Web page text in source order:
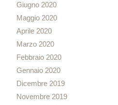
Giugno 2020
Maggio 2020
Aprile 2020
Marzo 2020
Febbraio 2020
Gennaio 2020
Dicembre 2019
Novembre 2019